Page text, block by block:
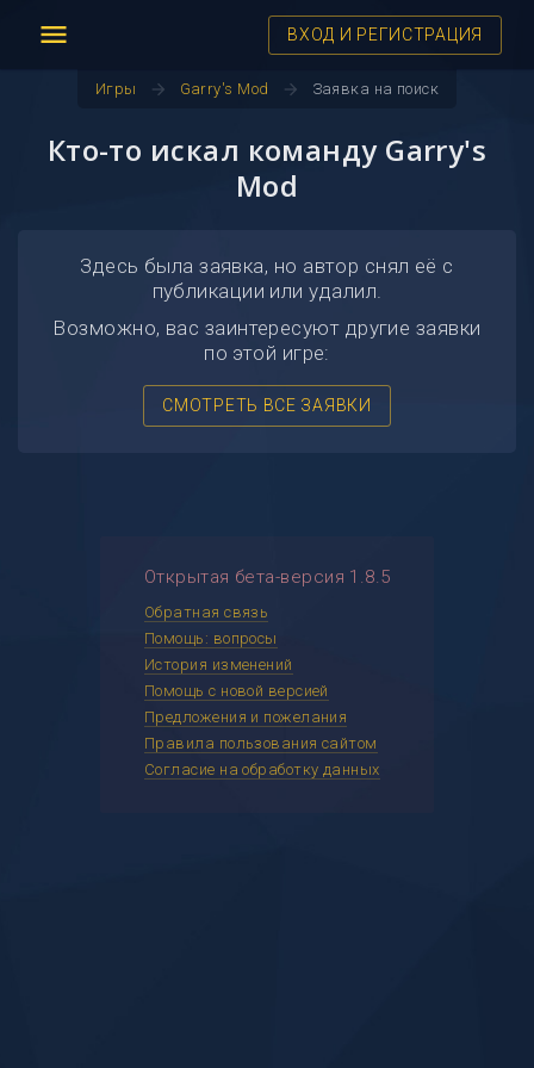
menu ВХОД И РЕГИСТРАЦИЯ
Игры arrow_forward Garry's Mod arrow_forward Заявка на поиск
Кто-то искал команду Garry's
Mod
Здесь была заявка, но автор снял её с
публикации или удалил.
Возможно, вас заинтересуют другие заявки
по этой игре:
СМОТРЕТЬ ВСЕ ЗАЯВКИ
Открытая бета-версия 1.8.5
Обратная связь
Помощь: вопросы
История изменений
Помощь с новой версией
Предложения и пожелания
Правила пользования сайтом
Согласие на обработку данных